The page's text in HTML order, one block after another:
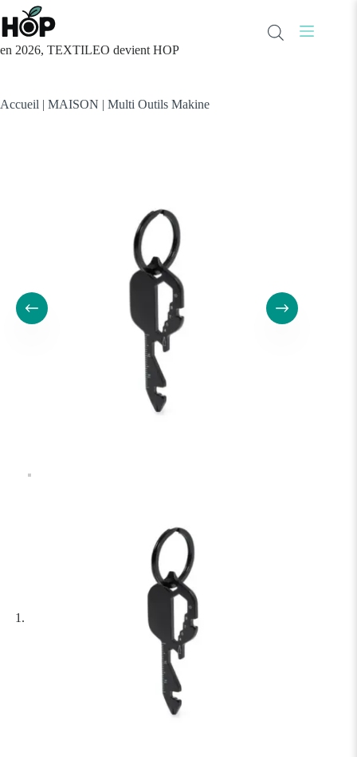
Passer
au
contenu
en 2026, TEXTILEO devient HOP
Accueil | MAISON | Multi Outils Makine